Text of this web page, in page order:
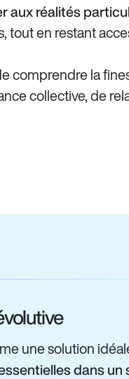
aux réalités
tout en restant
comprendre la
collective, de
une solution
dans un